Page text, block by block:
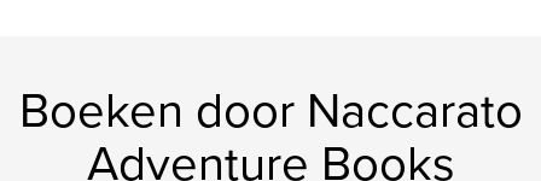
Boeken door Naccarato
Adventure Books